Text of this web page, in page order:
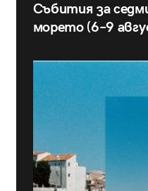
Събития за
морето (6–9